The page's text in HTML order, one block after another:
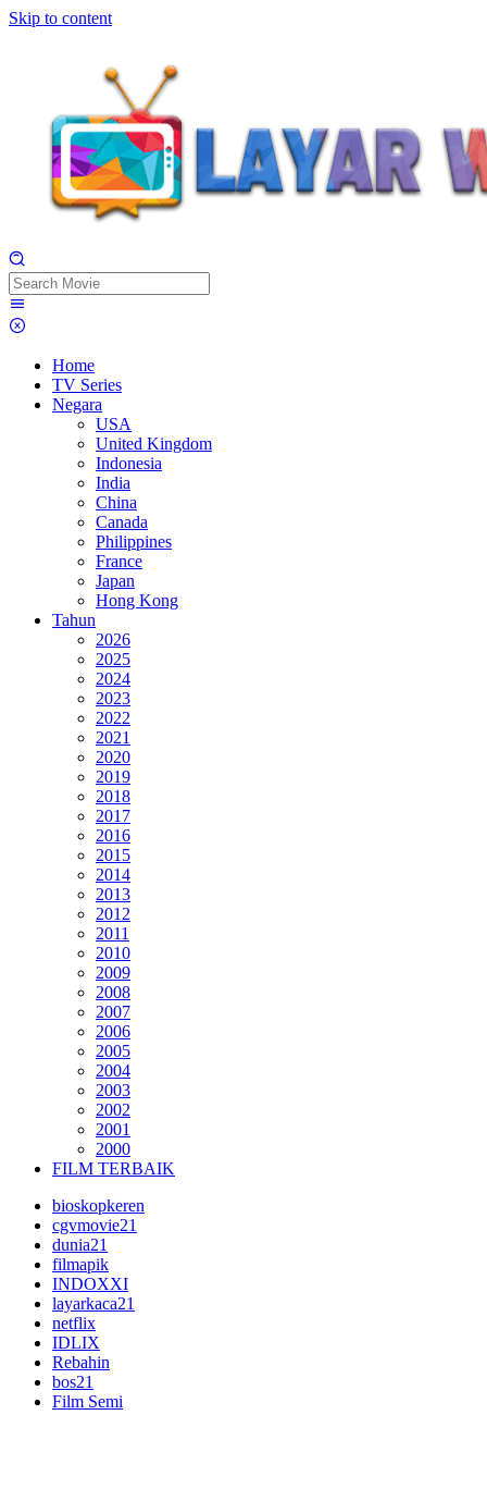
Skip to content
Home
TV Series
Negara
USA
United Kingdom
Indonesia
India
China
Canada
Philippines
France
Japan
Hong Kong
Tahun
2026
2025
2024
2023
2022
2021
2020
2019
2018
2017
2016
2015
2014
2013
2012
2011
2010
2009
2008
2007
2006
2005
2004
2003
2002
2001
2000
FILM TERBAIK
bioskopkeren
cgvmovie21
dunia21
filmapik
INDOXXI
layarkaca21
netflix
IDLIX
Rebahin
bos21
Film Semi